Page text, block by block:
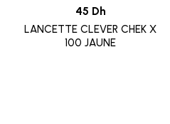
45 Dh
LANCETTE CLEVER CHEK X
100 JAUNE